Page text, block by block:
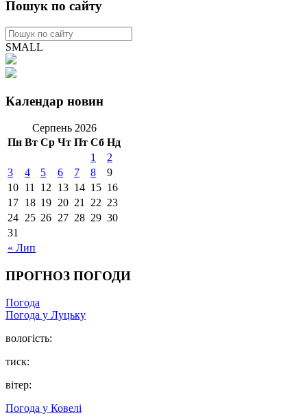
Пошук по сайту
SMALL
Календар новин
Серпень 2026
Пн Вт Ср Чт Пт Сб Нд
« Лип
1
2
3
4 5 6 7 8
9
10 11 12 13 14 15 16
17 18 19 20 21 22 23
24 25 26 27 28 29 30
31
ПРОГНОЗ ПОГОДИ
Погода
Погода у Луцьку
вологість:
тиск:
вітер:
Погода у Ковелі